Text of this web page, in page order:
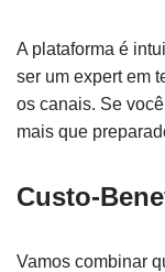
A plataforma é
ser um expert em
os canais. Se
mais que
Custo-
Vamos combinar